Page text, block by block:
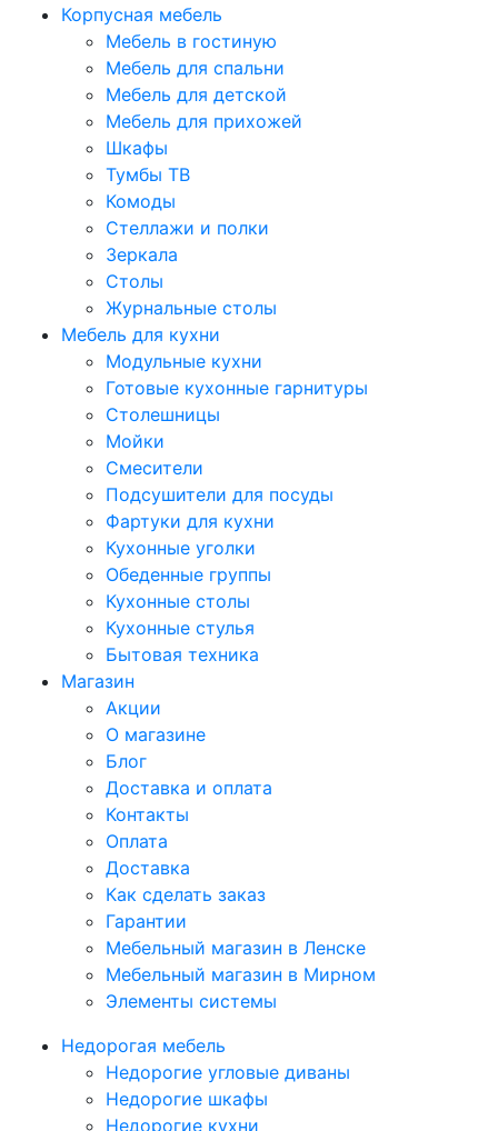
Корпусная мебель
Мебель в гостиную
Мебель для спальни
Мебель для детской
Мебель для прихожей
Шкафы
Тумбы ТВ
Комоды
Стеллажи и полки
Зеркала
Столы
Журнальные столы
Мебель для кухни
Модульные кухни
Готовые кухонные гарнитуры
Столешницы
Мойки
Смесители
Подсушители для посуды
Фартуки для кухни
Кухонные уголки
Обеденные группы
Кухонные столы
Кухонные стулья
Бытовая техника
Магазин
Акции
О магазине
Блог
Доставка и оплата
Контакты
Оплата
Доставка
Как сделать заказ
Гарантии
Мебельный магазин в Ленске
Мебельный магазин в Мирном
Элементы системы
Недорогая мебель
Недорогие угловые диваны
Недорогие шкафы
Недорогие кухни